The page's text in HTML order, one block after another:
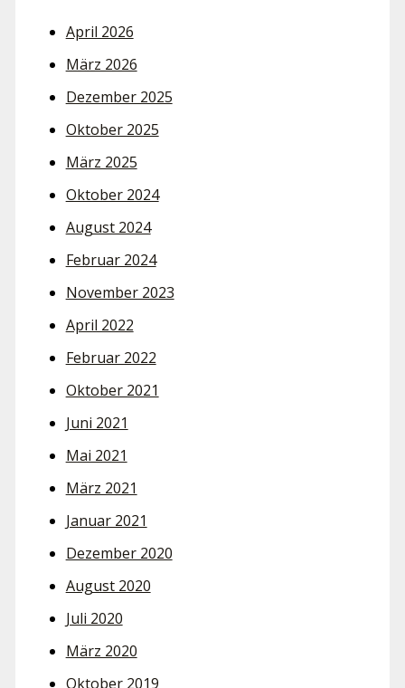
April 2026
März 2026
Dezember 2025
Oktober 2025
März 2025
Oktober 2024
August 2024
Februar 2024
November 2023
April 2022
Februar 2022
Oktober 2021
Juni 2021
Mai 2021
März 2021
Januar 2021
Dezember 2020
August 2020
Juli 2020
März 2020
Oktober 2019